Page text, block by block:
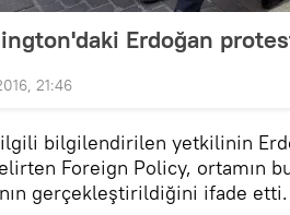
Erdoğan
21:46
bilgilendirilen yetkilinin
Foreign Policy, ortamın
gerçekleştirildiğini ifade etti.